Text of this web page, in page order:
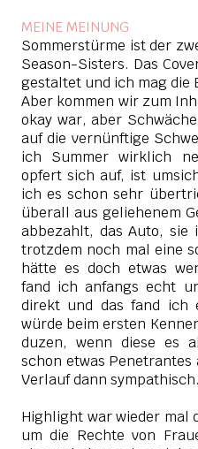
MEINE MEINUNG
Sommerstürme ist der
Season-Sisters. Das
gestaltet und ich mag die
Aber kommen wir zum
okay war, aber
auf die vernünftige
ich Summer wirklich
opfert sich auf, ist
ich es schon sehr
überall aus geliehenem
abbezahlt, das Auto, sie
trotzdem noch mal eine
hätte es doch etwas
fand ich anfangs echt
direkt und das fand ich
würde beim ersten
duzen, wenn diese es
schon etwas
Verlauf dann sympathisch.
Highlight war wieder mal
um die Rechte von